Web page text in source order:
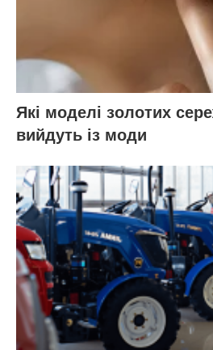
Які моделі золотих
вийдуть із моди